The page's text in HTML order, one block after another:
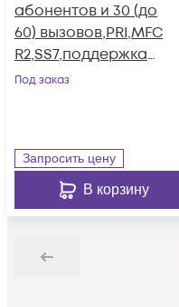
абонентов и 30 (до
60) вызовов,PRI,MFC
R2,SS7,поддержка
FXO,FXS,GSM,BRI
Под заказ
Запросить цену
В корзину
Назад